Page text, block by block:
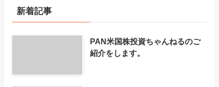
新着記事
PAN米国株投資ちゃんねるのご
紹介をします。